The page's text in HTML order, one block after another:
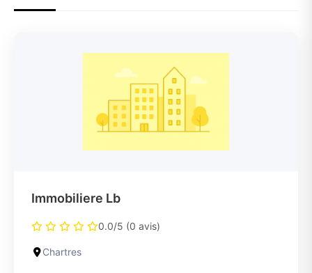
Immobiliere Lb
0.0/5 (0 avis)
Chartres